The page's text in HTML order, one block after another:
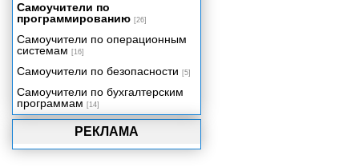
РЕКЛАМА
Самоучители по
программированию [26]
Самоучители по операционным
системам [16]
Самоучители по безопасности [5]
Самоучители по бухгалтерским
программам [14]